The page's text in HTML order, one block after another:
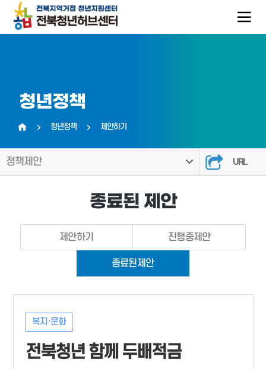
청년정책
청년정책 제안하기
정책제안 URL
종료된 제안
제안하기 진행중제안
종료된제안
복지·문화
전북청년 함께 두배적금